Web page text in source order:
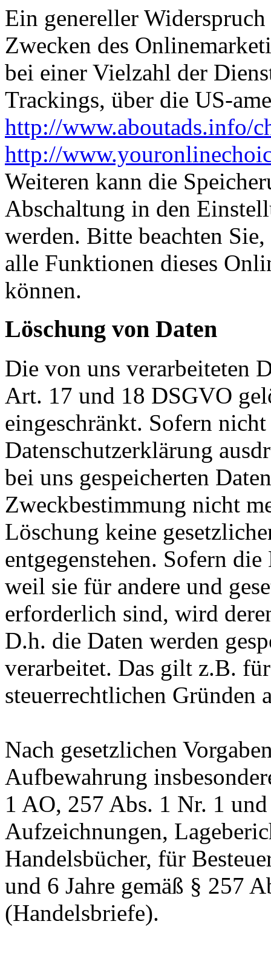
Ein genereller
Zwecken des
bei einer Vielzahl der
Trackings, über die US-
http://www.aboutads.info/
http://
Weiteren kann die
Abschaltung in den
werden. Bitte beachten
alle Funktionen dieses
können.
Löschung von Daten
Die von uns verarbeiteten
Art. 17 und 18 DSGVO
eingeschränkt. Sofern
Datenschutzerklärung
bei uns gespeicherten
Zweckbestimmung nicht
Löschung keine
entgegenstehen. Sofern
weil sie für andere und
erforderlich sind, wird
D.h. die Daten werden
verarbeitet. Das gilt z.B.
steuerrechtlichen Gründen
Nach gesetzlichen
Aufbewahrung
1 AO, 257 Abs. 1 Nr. 1
Aufzeichnungen,
Handelsbücher, für
und 6 Jahre gemäß § 257
(Handelsbriefe).